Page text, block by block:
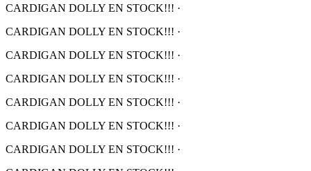
CARDIGAN DOLLY EN STOCK!!! ·
CARDIGAN DOLLY EN STOCK!!! ·
CARDIGAN DOLLY EN STOCK!!! ·
CARDIGAN DOLLY EN STOCK!!! ·
CARDIGAN DOLLY EN STOCK!!! ·
CARDIGAN DOLLY EN STOCK!!! ·
CARDIGAN DOLLY EN STOCK!!! ·